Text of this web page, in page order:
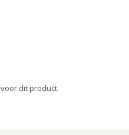
dit product.